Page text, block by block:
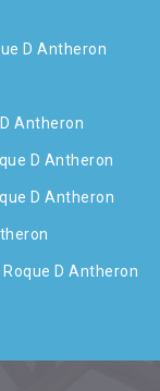
D Antheron
Antheron
D Antheron
D Antheron
D Antheron